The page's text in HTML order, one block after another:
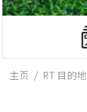
主页 RT 目的地